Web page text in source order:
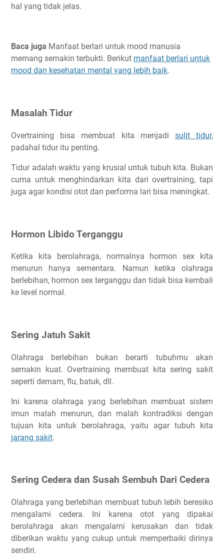
hal yang tidak jelas.
Baca juga Manfaat berlari untuk mood manusia
memang semakin terbukti. Berikut manfaat berlari untuk
mood dan kesehatan mental yang lebih baik.
Masalah Tidur
Overtraining bisa membuat kita menjadi sulit tidur,
padahal tidur itu penting.
Tidur adalah waktu yang krusial untuk tubuh kita. Bukan
cuma untuk menghindarkan kita dari overtraining, tapi
juga agar kondisi otot dan performa lari bisa meningkat.
Hormon Libido Terganggu
Ketika kita berolahraga, normalnya hormon sex kita
menurun hanya sementara. Namun ketika olahraga
berlebihan, hormon sex terganggu dan tidak bisa kembali
ke level normal.
Sering Jatuh Sakit
Olahraga berlebihan bukan berarti tubuhmu akan
semakin kuat. Overtraining membuat kita sering sakit
seperti demam, flu, batuk, dll.
Ini karena olahraga yang berlebihan membuat sistem
imun malah menurun, dan malah kontradiksi dengan
tujuan kita untuk berolahraga, yaitu agar tubuh kita
jarang sakit.
Sering Cedera dan Susah Sembuh Dari Cedera
Olahraga yang berlebihan membuat tubuh lebih beresiko
mengalami cedera. Ini karena otot yang dipakai
berolahraga akan mengalami kerusakan dan tidak
diberikan waktu yang cukup untuk memperbaiki dirinya
sendiri.